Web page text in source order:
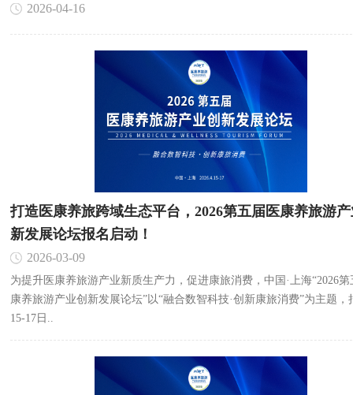
2026-04-16
打造医康养旅跨域生态平台，2026第五届医康养旅游
新发展论坛报名启动！
2026-03-09
为提升医康养旅游产业新质生产力，促进康旅消费，中国·上海“2026第
康养旅游产业创新发展论坛”以“融合数智科技·创新康旅消费”为主题，
15-17日..